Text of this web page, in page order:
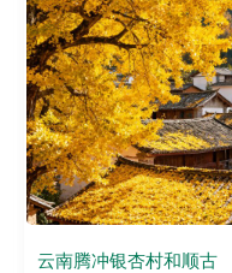
云南腾冲银杏村和顺古